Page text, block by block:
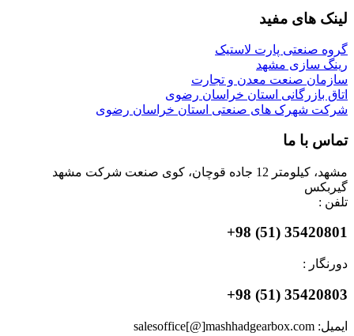
لینک های مفید
گروه صنعتی پارت لاستیک
رینگ سازی مشهد
سازمان صنعت معدن و تجارت
اتاق بازرگانی استان خراسان رضوی
شرکت شهرک های صنعتی استان خراسان رضوی
تماس با ما
مشهد، کیلومتر 12 جاده قوچان، کوی صنعت شرکت مشهد
گیربکس
تلفن :
35420801 (51) 98+
دورنگار :
35420803 (51) 98+
ایمیل: salesoffice[@]mashhadgearbox.com